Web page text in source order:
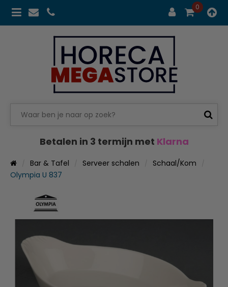
0
Betalen in 3 termijn met Klarna
Bar & Tafel Serveer schalen
Schaal/Kom
Olympia U 837